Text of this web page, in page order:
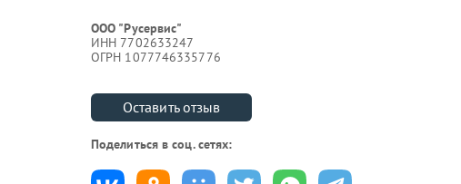
ООО "Русервис"
ИНН 7702633247
ОГРН 1077746335776
Оставить отзыв
Поделиться в соц. сетях: